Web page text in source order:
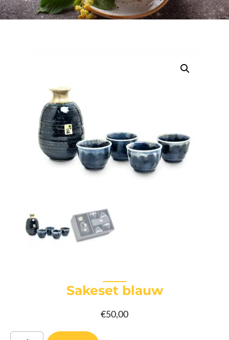
Sakeset blauw
€50,00